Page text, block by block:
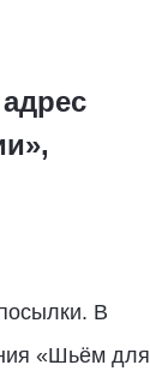
В
«Шьём для